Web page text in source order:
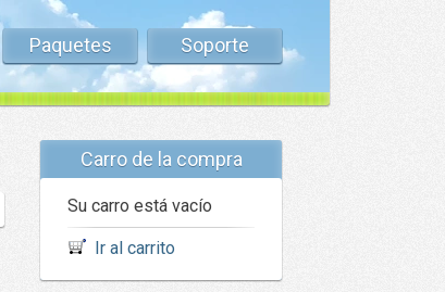
Paquetes Soporte
Carro de la compra
Su carro está vacío
Ir al carrito